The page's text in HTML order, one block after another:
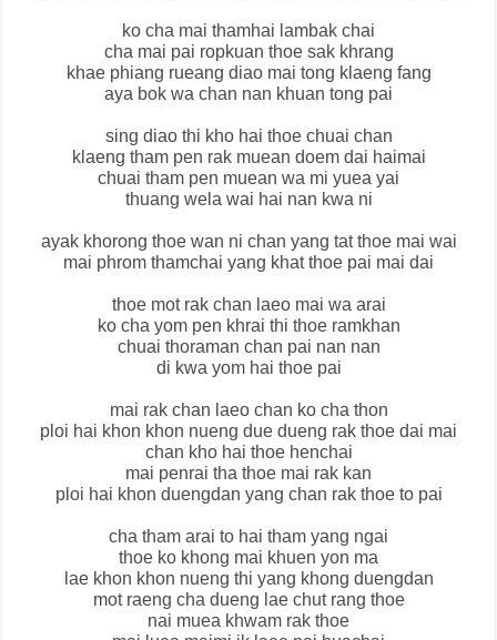
ko cha mai thamhai lambak chai
cha mai pai ropkuan thoe sak khrang
khae phiang rueang diao mai tong klaeng fang
aya bok wa chan nan khuan tong pai
sing diao thi kho hai thoe chuai chan
klaeng tham pen rak muean doem dai haimai
chuai tham pen muean wa mi yuea yai
thuang wela wai hai nan kwa ni
ayak khorong thoe wan ni chan yang tat thoe mai wai
mai phrom thamchai yang khat thoe pai mai dai
thoe mot rak chan laeo mai wa arai
ko cha yom pen khrai thi thoe ramkhan
chuai thoraman chan pai nan nan
di kwa yom hai thoe pai
mai rak chan laeo chan ko cha thon
ploi hai khon khon nueng due dueng rak thoe dai mai
chan kho hai thoe henchai
mai penrai tha thoe mai rak kan
ploi hai khon duengdan yang chan rak thoe to pai
cha tham arai to hai tham yang ngai
thoe ko khong mai khuen yon ma
lae khon khon nueng thi yang khong duengdan
mot raeng cha dueng lae chut rang thoe
nai muea khwam rak thoe